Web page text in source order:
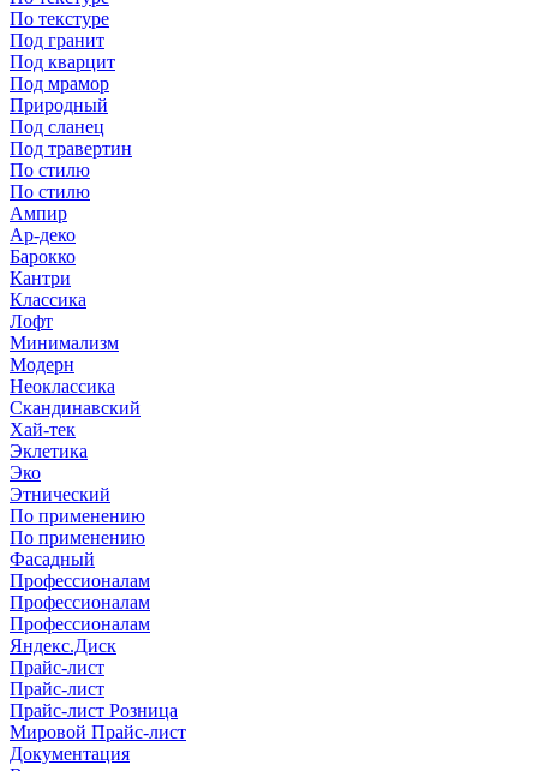
По текстуре
Под гранит
Под кварцит
Под мрамор
Природный
Под сланец
Под травертин
По стилю
По стилю
Ампир
Ар-деко
Барокко
Кантри
Классика
Лофт
Минимализм
Модерн
Неоклассика
Скандинавский
Хай-тек
Эклетика
Эко
Этнический
По применению
По применению
Фасадный
Профессионалам
Профессионалам
Профессионалам
Яндекс.Диск
Прайс-лист
Прайс-лист
Прайс-лист Розница
Мировой Прайс-лист
Документация